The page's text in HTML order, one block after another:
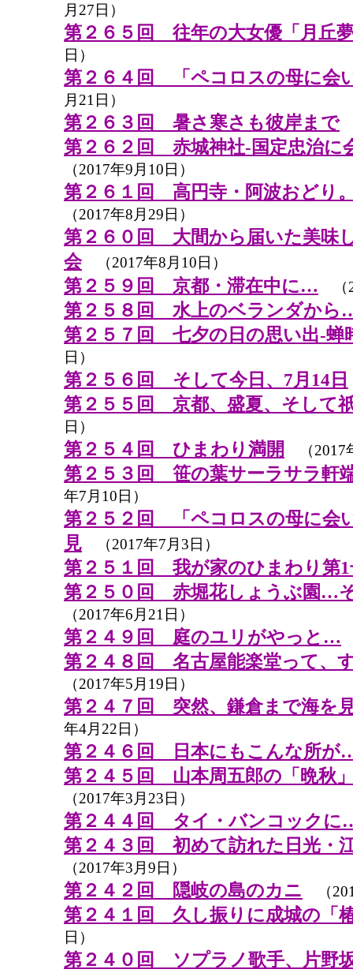
月27日）
第２６５回 往年の大女優「月丘
日）
第２６４回 「ペコロスの母に会
月21日）
第２６３回 暑さ寒さも彼岸まで
第２６２回 赤城神社-国定忠治に
（2017年9月10日）
第２６１回 高円寺・阿波おどり
（2017年8月29日）
第２６０回 大間から届いた美味
会（2017年8月10日）
第２５９回 京都・滞在中に… （
第２５８回 水上のベランダから
第２５７回 七夕の日の思い出-蝉
日）
第２５６回 そして今日、7月14日
第２５５回 京都、盛夏、そして
日）
第２５４回 ひまわり満開 （2017
第２５３回 笹の葉サーラサラ軒
年7月10日）
第２５２回 「ペコロスの母に会
見 （2017年7月3日）
第２５１回 我が家のひまわり第1
第２５０回 赤堀花しょうぶ園…
（2017年6月21日）
第２４９回 庭のユリがやっと…
第２４８回 名古屋能楽堂って、
（2017年5月19日）
第２４７回 突然、鎌倉まで海を
年4月22日）
第２４６回 日本にもこんな所が
第２４５回 山本周五郎の「晩秋
（2017年3月23日）
第２４４回 タイ・バンコックに
第２４３回 初めて訪れた日光・
（2017年3月9日）
第２４２回 隠岐の島のカニ （
第２４１回 久し振りに成城の「
日）
第２４０回 ソプラノ歌手、片野